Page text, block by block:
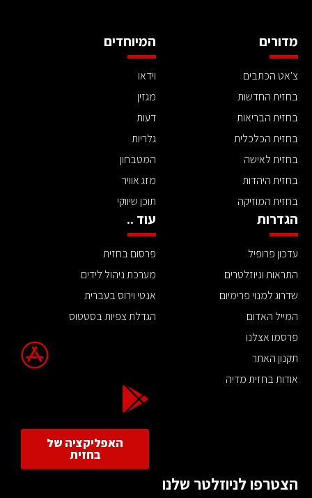
מדורים
צ'אט הכתבים
בחזית החדשות
בחזית הבריאות
בחזית הכלכלית
בחזית לאישה
בחזית היהדות
בחזית המוזיקה
המיוחדים
וידאו
מגזין
דעות
גלריות
המטבחון
מזג אוויר
תוכן שיווקי
הגדרות
עדכון פרופיל
התראות וניוזלטרים
שדרוג למנוי פרימיום
המייל האדום
פרסמו אצלנו
תקנון האתר
אודות בחזית מדיה
עוד ..
פרסום בחזית
מערכת ניהול לידים
אנטי וירוס בעברית
הגדלת צפיות בסטטוס
האפליקציה של
בחזית
הצטרפו לניוזלטר שלנו